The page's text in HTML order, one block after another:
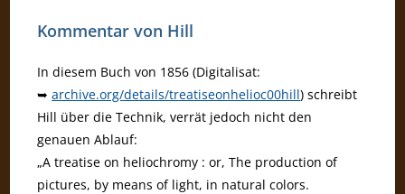
Kommentar von Hill
In diesem Buch von 1856 (Digitalisat:
➥archive.org/details/treatiseonhelioc00hill) schreibt
Hill über die Technik, verrät jedoch nicht den
genauen Ablauf:
„A treatise on heliochromy : or, The production of
pictures, by means of light, in natural colors.